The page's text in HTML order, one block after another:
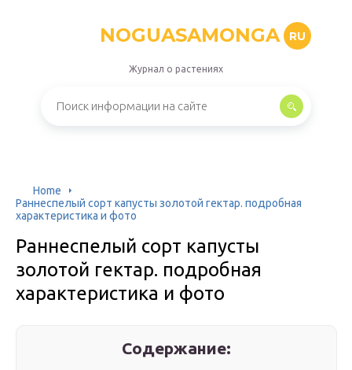
NOGUASAMONGA RU
Журнал о растениях
Home
Раннеспелый сорт капусты золотой гектар. подробная
характеристика и фото
Раннеспелый сорт капусты
золотой гектар. подробная
характеристика и фото
Содержание: